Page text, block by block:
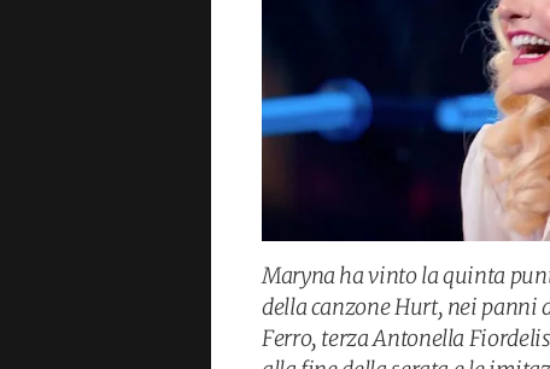
Maryna ha vinto la quinta
della canzone Hurt, nei panni
Ferro, terza Antonella